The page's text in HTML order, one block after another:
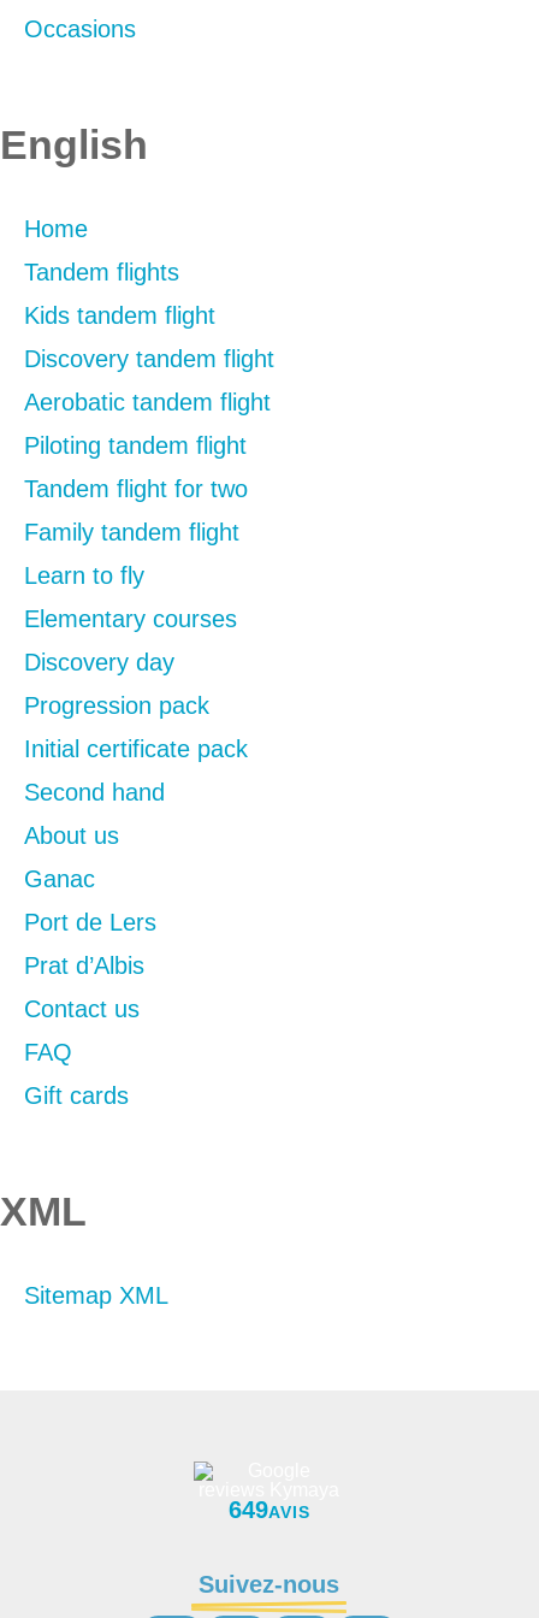
Occasions
English
Home
Tandem flights
Kids tandem flight
Discovery tandem flight
Aerobatic tandem flight
Piloting tandem flight
Tandem flight for two
Family tandem flight
Learn to fly
Elementary courses
Discovery day
Progression pack
Initial certificate pack
Second hand
About us
Ganac
Port de Lers
Prat d’Albis
Contact us
FAQ
Gift cards
XML
Sitemap XML
649AVIS
Suivez-nous